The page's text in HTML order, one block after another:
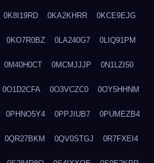
0K8I19RD 0KA2KHRR 0KCE9EJG
0KO7R0BZ 0LA240G7 0LIQ91PM
0M40H0CT 0MCMJJJP 0N1LZI50
0O1D2CFA 0O3VCZC0 0OY5HHNM
0PHNO5Y4 0PPJIUB7 0PUMEZB4
0QR27BKM 0QV0STGJ 0R7FXEI4